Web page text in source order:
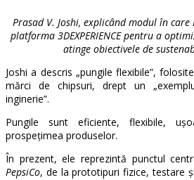
Prasad V. Joshi, explicând modul în care
platforma 3DEXPERIENCE pentru a
atinge obiectivele de
Joshi a descris „pungile flexibile”,
mărci de chipsuri, drept un
inginerie”.
Pungile sunt eficiente, flexibile,
prospețimea produselor.
În prezent, ele reprezintă punctul
PepsiCo, de la prototipuri fizice, testare